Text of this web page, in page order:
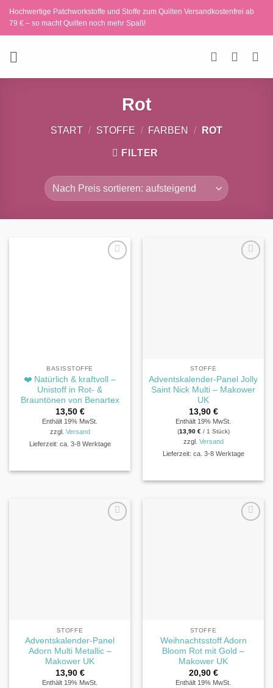
Zum
Inhalt
springen
Hochwertige Patchworkstoffe und Stoffe zum Quilten Versandkostenfrei ab
79 € – so macht Quilten noch mehr Spaß!
Rot
START / STOFFE / FARBEN / ROT
FILTER
BASISSTOFFE
❤️ Natürlich & kraftvoll –
Unistoff in Rot- &
Brauntönen von Benartex
13,50 €
Enthält 19% MwSt.
zzgl. Versand
Lieferzeit: ca. 3-8 Werktage
STOFFE
Adventskalender-Panel Jolly
Saint Nick Multi – Makower
UK
13,90 €
Enthält 19% MwSt.
(13,90 € / 1 Stück)
zzgl. Versand
Lieferzeit: ca. 3-8 Werktage
STOFFE
Adventskalender-Panel
Adorn Multi Metallic –
Makower UK
13,90 €
Enthält 19% MwSt.
STOFFE
Weihnachtsstoff Adorn
Bloom Rot mit Gold –
Makower UK
20,90 €
Enthält 19% MwSt.